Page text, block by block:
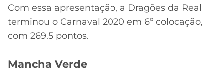
Com essa apresentação, a Dragões da Real
terminou o Carnaval 2020 em 6º colocação,
com 269.5 pontos.
Mancha Verde